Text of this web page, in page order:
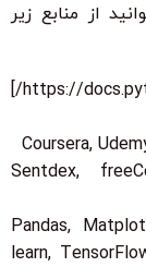
از منابع زیر
[https://docs.python.org/]
Sentdex,
Pandas,
learn,